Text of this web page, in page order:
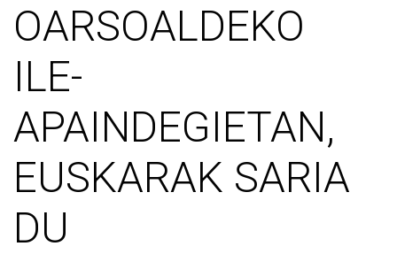
OARSOALDEKO
ILE-
APAINDEGIETAN,
EUSKARAK SARIA
DU